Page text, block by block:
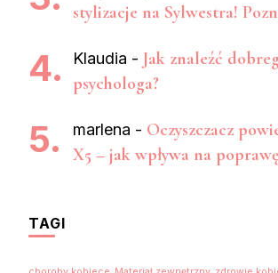
stylizacje na Sylwestra!
Klaudia - Jak znaleźć
psychologa?
marlena - Oczyszczacz
X5 – jak wpływa na
TAGI